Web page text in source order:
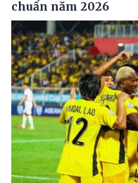
chuẩn năm 2026